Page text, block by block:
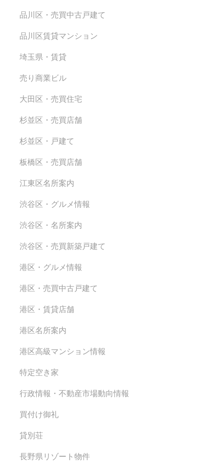
品川区・売買中古戸建て
品川区賃貸マンション
埼玉県・賃貸
売り商業ビル
大田区・売買住宅
杉並区・売買店舗
杉並区・戸建て
板橋区・売買店舗
江東区名所案内
渋谷区・グルメ情報
渋谷区・名所案内
渋谷区・売買新築戸建て
港区・グルメ情報
港区・売買中古戸建て
港区・賃貸店舗
港区名所案内
港区高級マンション情報
特定空き家
行政情報・不動産市場動向情報
買付け御礼
貸別荘
長野県リゾート物件